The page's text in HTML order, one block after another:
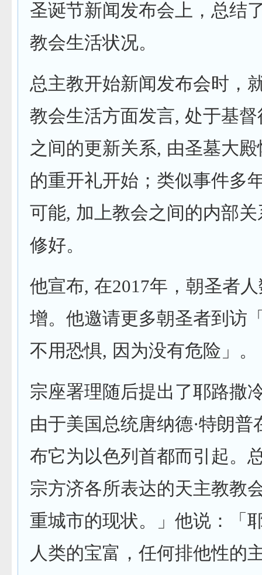
圣诞节新闻发布会上，总结
教会生活状况。
总主教开始新闻发布会时，
教会生活方面发言, 处于基
之间的更新关系, 由圣墓大
的重开礼开始；类似事件多
可能, 加上教会之间的内部
修好。
他宣布, 在2017年，朝圣者
增。他邀请更多朝圣者到访
不用恐惧, 因为没有危险」。
宗座署理随后提出了耶路撒
由于美国总统唐纳德·特朗普
布它为以色列首都而引起。
宗方济各所表达的天主教教
重城市的现状。」他说：「
人类的宝富，任何排他性的